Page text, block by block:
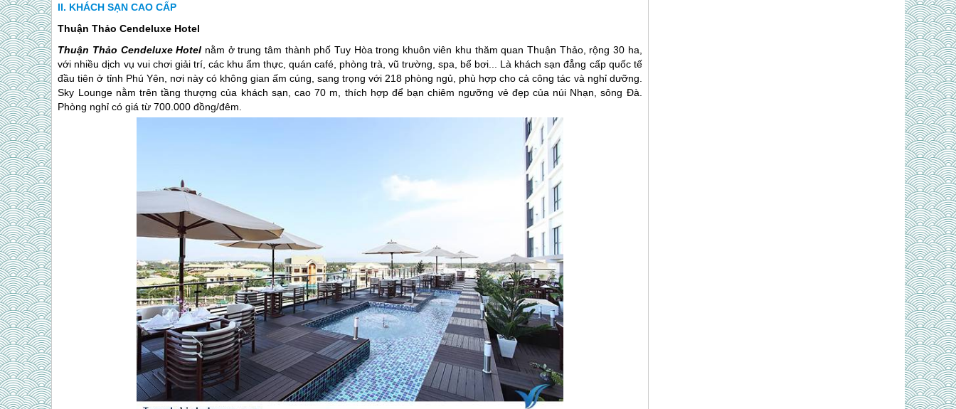
KHÁCH SẠN CAO CẤP
Thuận Thảo Cendeluxe Hotel
Thuận Thảo Cendeluxe Hotel nằm ở trung tâm thành phố Tuy Hòa trong khuôn viên khu thăm quan Thuận Thảo, rộng 30 ha,
với nhiều dịch vụ vui chơi giải trí, các khu ẩm thực, quán café, phòng trà, vũ trường, spa, bể bơi... Là khách sạn đẳng cấp quốc tế
đầu tiên ở tỉnh Phú Yên , nơi này có không gian ấm cúng, sang trọng với 218 phòng ngủ, phù hợp cho cả công tác và nghỉ dưỡng.
Sky Lounge nằm trên tầng thượng của khách sạn, cao 70 m, thích hợp để bạn chiêm ngưỡng vẻ đẹp của núi Nhạn, sông Đà.
Phòng nghỉ có giá từ 700.000 đồng/đêm.